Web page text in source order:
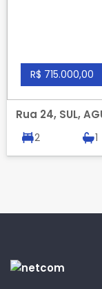
R$ 715.000,00
Rua 24, SUL,
2 1